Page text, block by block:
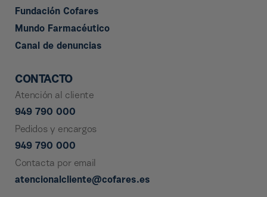
Fundación Cofares
Mundo Farmacéutico
Canal de denuncias
CONTACTO
Atención al cliente
949 790 000
Pedidos y encargos
949 790 000
Contacta por email
atencionalcliente@cofares.es